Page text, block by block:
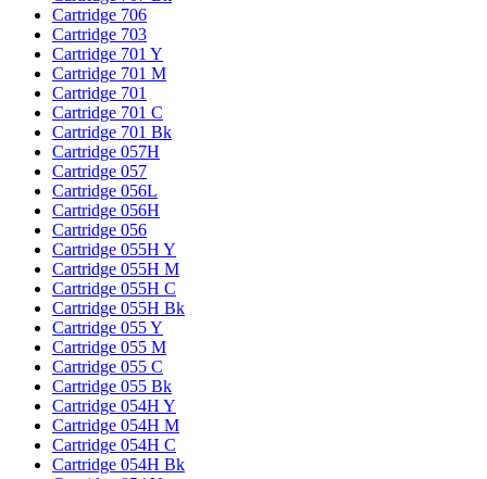
Cartridge 706
Cartridge 703
Cartridge 701 Y
Cartridge 701 M
Cartridge 701
Cartridge 701 C
Cartridge 701 Bk
Cartridge 057H
Cartridge 057
Cartridge 056L
Cartridge 056H
Cartridge 056
Cartridge 055H Y
Cartridge 055H M
Cartridge 055H C
Cartridge 055H Bk
Cartridge 055 Y
Cartridge 055 M
Cartridge 055 C
Cartridge 055 Bk
Cartridge 054H Y
Cartridge 054H M
Cartridge 054H C
Cartridge 054H Bk